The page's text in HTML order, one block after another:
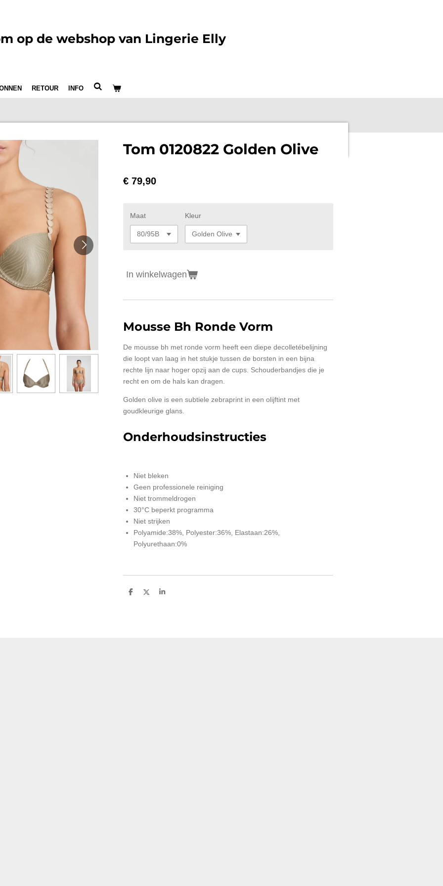
op de webshop van Lingerie Elly
RETOUR INFO
Tom 0120822 Golden Olive
€ 79,90
Maat Kleur
In winkelwagen
Mousse Bh Ronde Vorm
De mousse bh met ronde vorm heeft een diepe decolletébelijning
die loopt van laag in het stukje tussen de borsten in een bijna
rechte lijn naar hoger opzij aan de cups. Schouderbandjes die je
recht en om de hals kan dragen.
Golden olive is een subtiele zebraprint in een olijftint met
goudkleurige glans.
Onderhoudsinstructies
Niet bleken
Geen professionele reiniging
Niet trommeldrogen
30°C beperkt programma
Niet strijken
Polyamide:38%, Polyester:36%, Elastaan:26%,
Polyurethaan:0%
D
D
S